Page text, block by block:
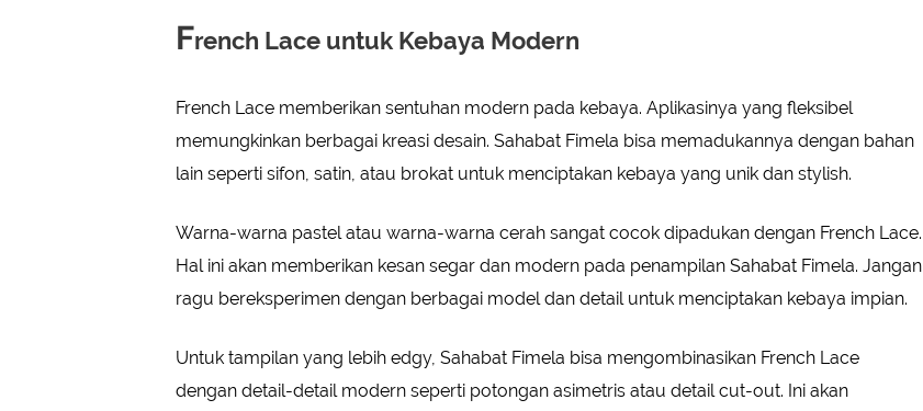
French Lace untuk Kebaya Modern
French Lace memberikan sentuhan modern pada kebaya. Aplikasinya yang fleksibel
memungkinkan berbagai kreasi desain. Sahabat Fimela bisa memadukannya dengan bahan
lain seperti sifon, satin, atau brokat untuk menciptakan kebaya yang unik dan stylish.
Warna-warna pastel atau warna-warna cerah sangat cocok dipadukan dengan French Lace.
Hal ini akan memberikan kesan segar dan modern pada penampilan Sahabat Fimela. Jangan
ragu bereksperimen dengan berbagai model dan detail untuk menciptakan kebaya impian.
Untuk tampilan yang lebih edgy, Sahabat Fimela bisa mengombinasikan French Lace
dengan detail-detail modern seperti potongan asimetris atau detail cut-out. Ini akan